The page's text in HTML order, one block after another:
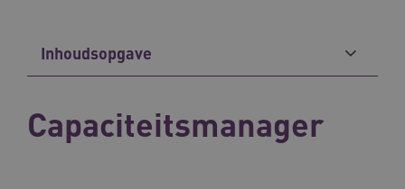
Inhoudsopgave
Capaciteitsmanager